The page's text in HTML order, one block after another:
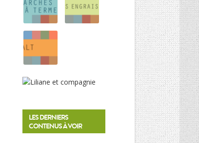
LES DERNIERS
CONTENUS À VOIR